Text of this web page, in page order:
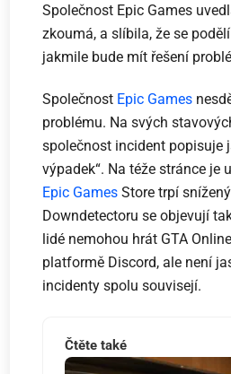
Společnost Epic Games
zkoumá, a slíbila, že se
jakmile bude mít řešení
Společnost Epic Games
problému. Na svých
společnost incident popisuje
výpadek“. Na téže stránce je
Epic Games Store trpí
Downdetectoru se objevují
lidé nemohou hrát GTA
platformě Discord, ale není
incidenty spolu souvisejí.
Čtěte také